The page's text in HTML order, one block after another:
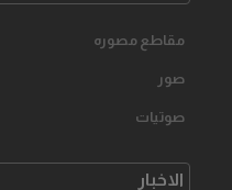
مقاطع مصوره
صور
صوتیات
الاخبار